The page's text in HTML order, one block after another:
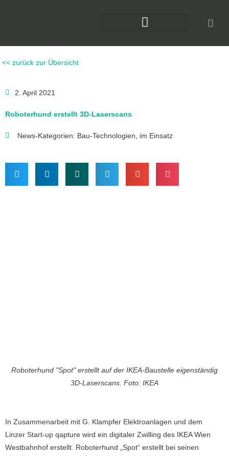
<< zurück zur Übersicht
2. April 2021
Roboterhund erstellt 3D-Laserscans
News-Kategorien: Bau-Technologien im Einsatz
Roboterhund "Spot" erstellt auf der IKEA-Baustelle eigenständig
3D-Laserscans. Foto: IKEA
In Zusammenarbeit mit G. Klampfer Elektroanlagen und dem
Linzer Start-up qapture wird ein digitaler Zwilling des IKEA Wien
Westbahnhof erstellt. Roboterhund „Spot“ erstellt bei seinen